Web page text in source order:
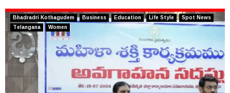
Bhadradri Kothagudem Business Education Life Style
Spot News
Telangana
Women